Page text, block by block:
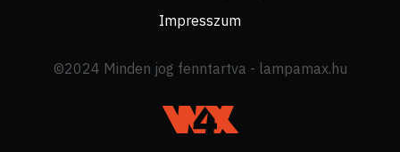
Impresszum
©2024 Minden jog fenntartva - lampamax.hu